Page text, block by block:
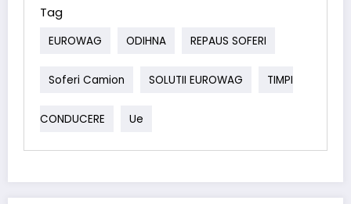
Tag
EUROWAG ODIHNA REPAUS SOFERI
Soferi Camion SOLUTII EUROWAG TIMPI
CONDUCERE Ue